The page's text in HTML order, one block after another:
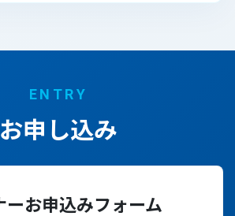
ENTRY
お申し込み